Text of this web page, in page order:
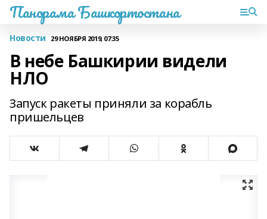
Панорама Башкортостана
Новости 29 НОЯБРЯ 2019, 07:35
В небе Башкирии видели
НЛО
Запуск ракеты приняли за корабль
пришельцев